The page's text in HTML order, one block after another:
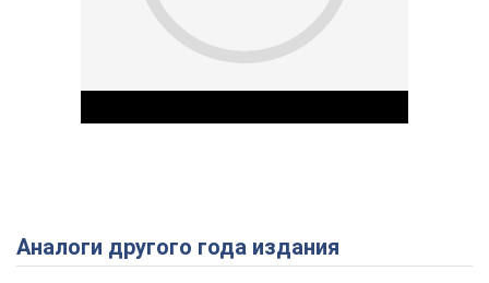
Play Video
Аналоги другого года издания